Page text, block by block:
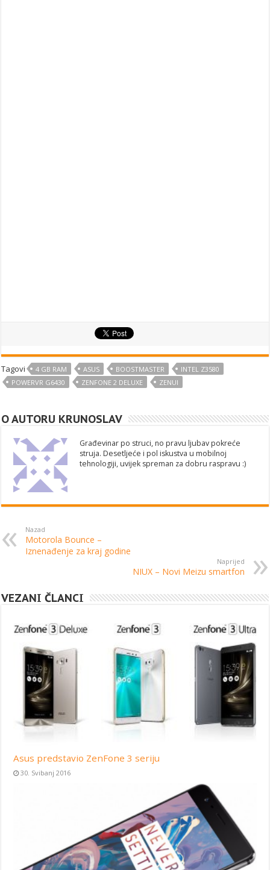
Tagovi 4 GB RAM ASUS BOOSTMASTER
INTEL Z3580
POWERVR G6430
ZENFONE 2 DELUXE ZENUI
O AUTORU KRUNOSLAV
Građevinar po struci, no pravu ljubav pokreće
struja. Desetljeće i pol iskustva u mobilnoj
tehnologiji, uvijek spreman za dobru raspravu :)
Nazad
Motorola Bounce –
Iznenađenje za kraj godine
Naprijed
NIUX – Novi Meizu smartfon
VEZANI ČLANCI
Asus predstavio ZenFone 3 seriju
30. Svibanj 2016